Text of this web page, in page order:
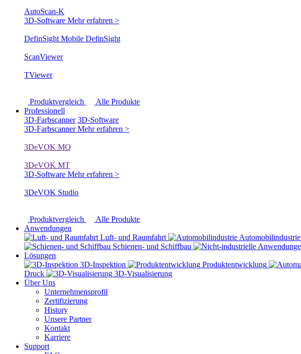
AutoScan-K
3D-Software Mehr erfahren >
DefinSight Mobile DefinSight
ScanViewer
TViewer
Produktvergleich
Alle Produkte
Professionell
3D-Farbscanner 3D-Software
3D-FarbscannerMehr erfahren >
3DeVOK MQ
3DeVOK MT
3D-Software Mehr erfahren >
3DeVOK Studio
Produktvergleich
Alle Produkte
Anwendungen
Luft- und Raumfahrt
Automobilindustrie
Schienen- und Schiffbau
Lösungen
3D-Inspektion
Produktentwicklung
Druck
3D-Visualisierung
Über Uns
Unternehmensprofil
Zertifizierung
History
Unsere Partner
Kontakt
Karriere
Support